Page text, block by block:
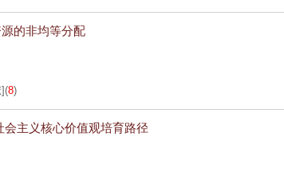
的非均等分配
(8)
会主义核心价值观培育路径